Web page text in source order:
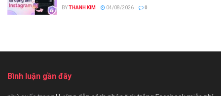
BYTHANH KIM 04/08/2026 0
Bình luận gần đây